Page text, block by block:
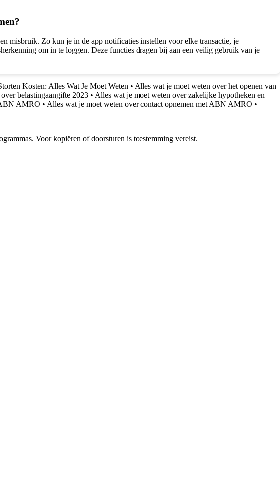
misbruik. Zo kun je in de app notificaties instellen voor elke transactie, je
om in te loggen. Deze functies dragen bij aan een veilig gebruik van je
Kosten: Alles Wat Je Moet Weten • Alles wat je moet weten over het openen van
belastingaangifte 2023 • Alles wat je moet weten over zakelijke hypotheken en
AMRO • Alles wat je moet weten over contact opnemen met ABN AMRO •
Voor kopiëren of doorsturen is toestemming vereist.